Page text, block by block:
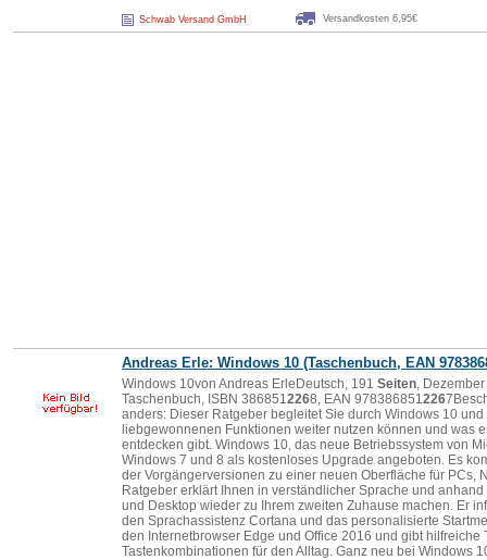
Schwab Versand GmbH Versandkosten 6,95€
Andreas Erle: Windows 10 (Taschenbuch, EAN
Windows 10von Andreas ErleDeutsch, 191 Seiten,
Taschenbuch, ISBN 3868512268, EAN 978386851226
anders: Dieser Ratgeber begleitet Sie durch Windows 10
liebgewonnenen Funktionen weiter nutzen können und was
entdecken gibt. Windows 10, das neue Betriebssystem von
Windows 7 und 8 als kostenloses Upgrade angeboten. Es
der Vorgängerversionen zu einer neuen Oberfläche für PCs,
Ratgeber erklärt Ihnen in verständlicher Sprache und
und Desktop wieder zu Ihrem zweiten Zuhause machen. Er
den Sprachassistenz Cortana und das personalisierte
den Internetbrowser Edge und Office 2016 und gibt hilfreiche
Tastenkombinationen für den Alltag. Ganz neu bei Windows